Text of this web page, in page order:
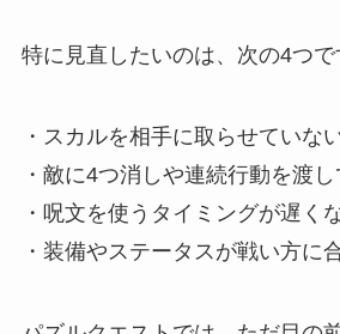
特に見直したいのは、次の4つで
・スカルを相手に取らせていな
・敵に4つ消しや連続行動を渡
・呪文を使うタイミングが遅く
・装備やステータスが戦い方に